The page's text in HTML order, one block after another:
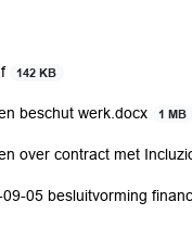
142 KB
beschut werk.docx 1 MB
over contract met
05 besluitvorming